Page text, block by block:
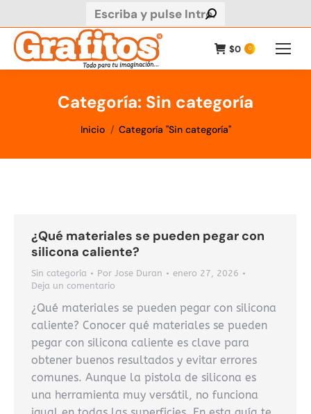
Buscar:
$0 0
Categoría: Sin categoría
Estás aquí:
Inicio Categoría "Sin categoría"
¿Qué materiales se pueden pegar con
silicona caliente?
Sin categoría Por Jose Duran
enero 27, 2026
Deja un comentario
¿Qué materiales se pueden pegar con silicona
caliente? Conocer qué materiales se pueden
pegar con silicona caliente es clave para
obtener buenos resultados y evitar errores
comunes. Aunque la pistola de silicona es
una herramienta muy versátil, no funciona